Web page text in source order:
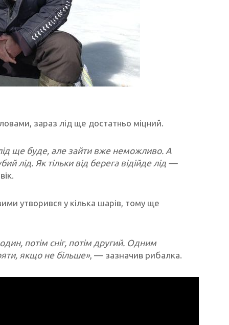
зараз лід ще достатньо міцний.
ще буде, але зайти вже неможливо. А
лід. Як тільки від берега відійде лід —
утворився у кілька шарів, тому ще
потім сніг, потім другий. Одним
якщо не більше», — зазначив рибалка.